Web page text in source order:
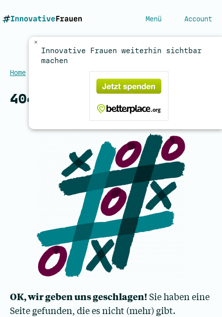
×
Innovative Frauen weiterhin sichtbar
machen
Menü Account
Home
404
OK, wir geben uns geschlagen!Sie haben eine
Seite gefunden, die es nicht (mehr) gibt.